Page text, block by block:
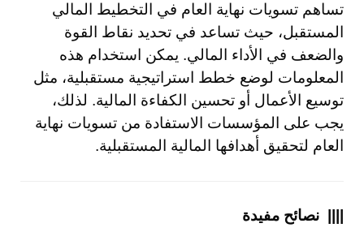
تساهم تسويات نهاية العام في التخطيط المالي
المستقبل، حيث تساعد في تحديد نقاط القوة
والضعف في الأداء المالي. يمكن استخدام هذه
المعلومات لوضع خطط استراتيجية مستقبلية، مثل
توسيع الأعمال أو تحسين الكفاءة المالية. لذلك،
يجب على المؤسسات الاستفادة من تسويات نهاية
العام لتحقيق أهدافها المالية المستقبلية.
|||| نصائح مفيدة